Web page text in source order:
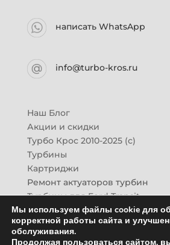
написать WhatsApp
info@turbo-kros.ru
Наш Блог
Акции и скидки
Турбо Крос 2010-2025 (с)
Турбины
Картриджи
Ремонт актуаторов турбин
Турбины для Ford Transit
Турбины для Mazda CX-7
Картридж для ГАЗон-Next
Турбины HINO (Хино)
Мы используем файлы cookie для
корректной работы сайта и
обслуживания.
Продолжая пользоваться сайтом,